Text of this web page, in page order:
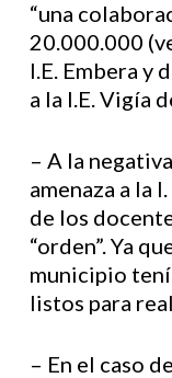
“una
20.000.000
I.E. Embera y
a la I.E. Vigía
– A la
amenaza a la
de los
“orden”. Ya
municipio
listos para
– En el caso